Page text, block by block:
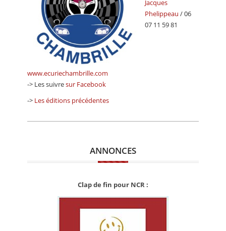
Jacques
Phelippeau / 06
07 11 59 81
www.ecuriechambrille.com
-> Les suivresur Facebook
-> Les éditions précédentes
ANNONCES
Clap de fin pour NCR :